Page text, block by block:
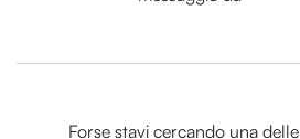
Forse stavi cercando una delle